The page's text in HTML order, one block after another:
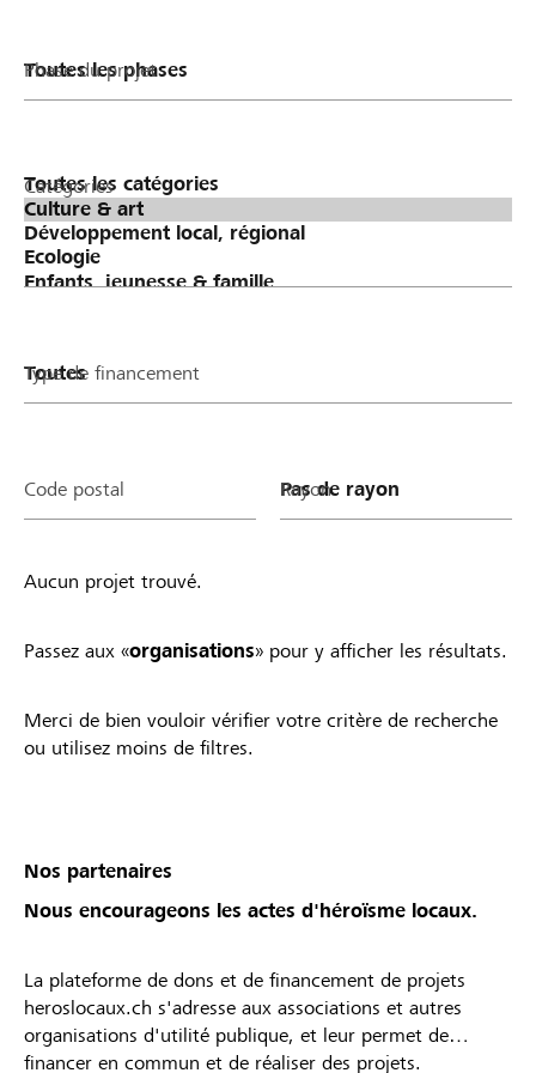
Phase du projet
Catégories
Type de financement
Code postal Rayon
Aucun projet trouvé.
Passez aux «organisations» pour y afficher les résultats.
Merci de bien vouloir vérifier votre critère de recherche
ou utilisez moins de filtres.
Nos partenaires
Nous encourageons les actes d'héroïsme locaux.
La plateforme de dons et de financement de projets
heroslocaux.ch s'adresse aux associations et autres
organisations d'utilité publique, et leur permet de
financer en commun et de réaliser des projets.